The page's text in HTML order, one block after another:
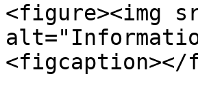
<figure><img